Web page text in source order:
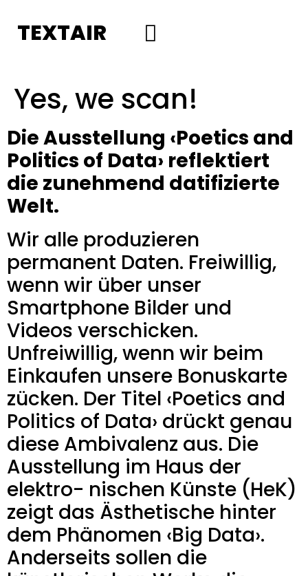
TEXTAIR
Yes, we scan!
Die Ausstellung ‹Poetics and
Politics of Data› reflektiert
die zunehmend datifizierte
Welt.
Wir alle produzieren
permanent Daten. Freiwillig,
wenn wir über unser
Smartphone Bilder und
Videos verschicken.
Unfreiwillig, wenn wir beim
Einkaufen unsere Bonuskarte
zücken. Der Titel ‹Poetics and
Politics of Data› drückt genau
diese Ambivalenz aus. Die
Ausstellung im Haus der
elektro- nischen Künste (HeK)
zeigt das Ästhetische hinter
dem Phänomen ‹Big Data›.
Anderseits sollen die